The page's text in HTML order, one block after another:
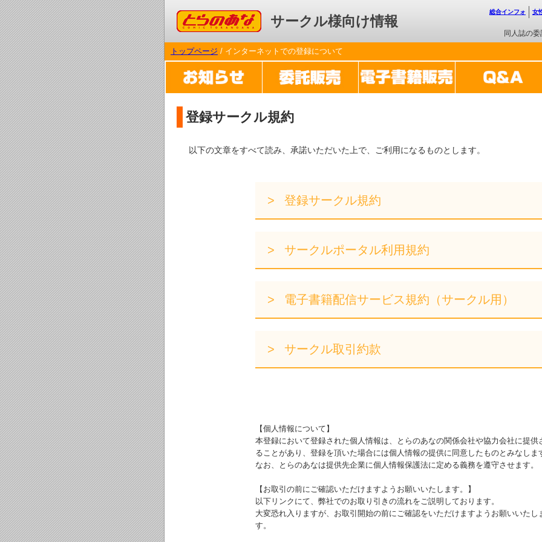
コミックとらのあな サークル様向け情報
同人誌の委
総合インフォ 女
トップページ / インターネットでの登録について
登録サークル規約
以下の文章をすべて読み、承諾いただいた上で、ご利用になるものとします。
登録サークル規約
サークルポータル利用規約
電子書籍配信サービス規約（サークル用）
サークル取引約款
【個人情報について】
本登録において登録された個人情報は、とらのあなの関係会社や協力会社に提供
ることがあり、登録を頂いた場合には個人情報の提供に同意したものとみなしま
なお、とらのあなは提供先企業に個人情報保護法に定める義務を遵守させます。
【お取引の前にご確認いただけますようお願いいたします。】
以下リンクにて、弊社でのお取り引きの流れをご説明しております。
大変恐れ入りますが、お取引開始の前にご確認をいただけますようお願いいたし
す。